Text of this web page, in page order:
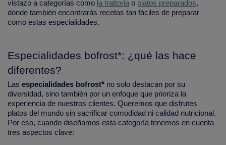
vistazo a categorías como la trattoria o platos preparados,
donde también encontrarás recetas tan fáciles de preparar
como estas especialidades.
Especialidades bofrost*: ¿qué las hace
diferentes?
Las especialidades bofrost* no solo destacan por su
diversidad, sino también por un enfoque que prioriza la
experiencia de nuestros clientes. Queremos que disfrutes
platos del mundo sin sacrificar comodidad ni calidad nutricional.
Por eso, cuando diseñamos esta categoría tenemos en cuenta
tres aspectos clave: